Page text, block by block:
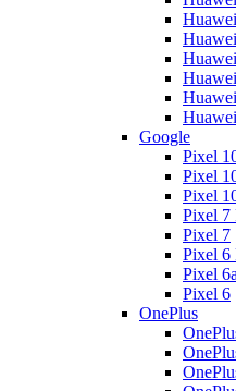
Google
Pixel
Pixel
Pixel
Pixel 7
Pixel 7
Pixel 6
Pixel 6a
Pixel 6
OnePlus